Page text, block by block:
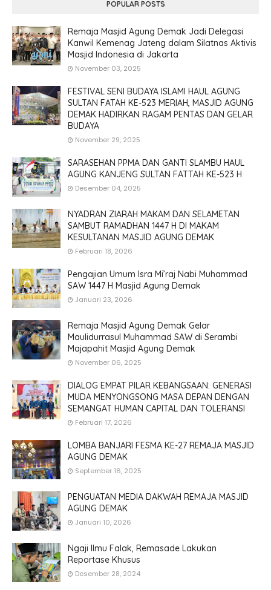
POPULAR POSTS
Remaja Masjid Agung Demak Jadi Delegasi
Kanwil Kemenag Jateng dalam Silatnas Aktivis
Masjid Indonesia di Jakarta
November 03, 2025
FESTIVAL SENI BUDAYA ISLAMI HAUL AGUNG
SULTAN FATAH KE-523 MERIAH, MASJID AGUNG
DEMAK HADIRKAN RAGAM PENTAS DAN GELAR
BUDAYA
November 29, 2025
SARASEHAN PPMA DAN GANTI SLAMBU HAUL
AGUNG KANJENG SULTAN FATTAH KE-523 H
Desember 04, 2025
NYADRAN ZIARAH MAKAM DAN SELAMETAN
SAMBUT RAMADHAN 1447 H DI MAKAM
KESULTANAN MASJID AGUNG DEMAK
Februari 18, 2026
Pengajian Umum Isra Mi’raj Nabi Muhammad
SAW 1447 H Masjid Agung Demak
Januari 23, 2026
Remaja Masjid Agung Demak Gelar
Maulidurrasul Muhammad SAW di Serambi
Majapahit Masjid Agung Demak
November 06, 2025
DIALOG EMPAT PILAR KEBANGSAAN: GENERASI
MUDA MENYONGSONG MASA DEPAN DENGAN
SEMANGAT HUMAN CAPITAL DAN TOLERANSI
Februari 17, 2026
LOMBA BANJARI FESMA KE-27 REMAJA MASJID
AGUNG DEMAK
September 16, 2025
PENGUATAN MEDIA DAKWAH REMAJA MASJID
AGUNG DEMAK
Januari 10, 2026
Ngaji Ilmu Falak, Remasade Lakukan
Reportase Khusus
Desember 28, 2024